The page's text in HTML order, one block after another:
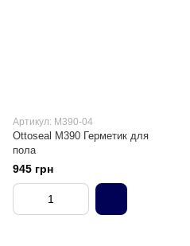
Артикул: M390-04
Ottoseal M390 Герметик для
пола
945 грн